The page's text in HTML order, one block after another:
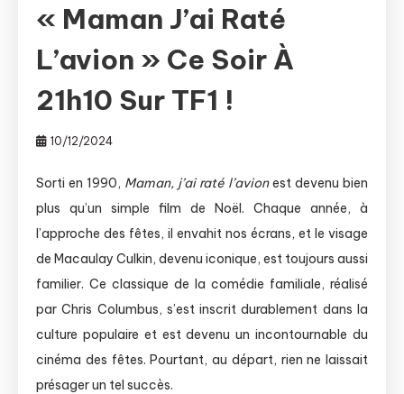
« Maman J’ai Raté
L’avion » Ce Soir À
21h10 Sur TF1 !
10/12/2024
Sorti en 1990, Maman, j’ai raté l’avionest devenu bien
plus qu’un simple film de Noël. Chaque année, à
l’approche des fêtes, il envahit nos écrans, et le visage
de Macaulay Culkin, devenu iconique, est toujours aussi
familier. Ce classique de la comédie familiale, réalisé
par Chris Columbus, s’est inscrit durablement dans la
culture populaire et est devenu un incontournable du
cinéma des fêtes. Pourtant, au départ, rien ne laissait
présager un tel succès.